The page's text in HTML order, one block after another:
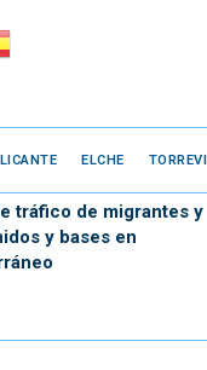
ELCHE
tráfico de migrantes y
y bases en